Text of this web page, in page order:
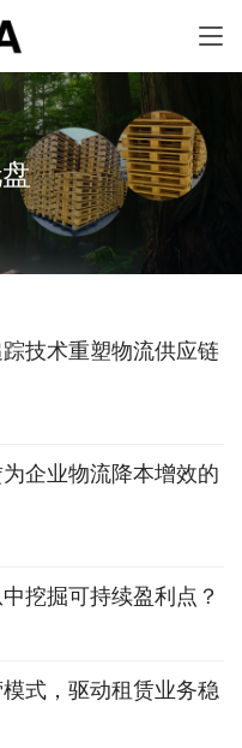
技术重塑物流供应链
企业物流降本增效的
挖掘可持续盈利点？
式，驱动租赁业务稳